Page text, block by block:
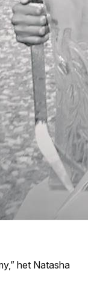
het Natasha